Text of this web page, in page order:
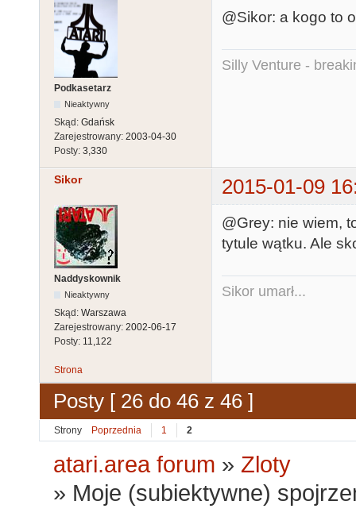
Podkasetarz
Nieaktywny
Skąd: Gdańsk
Zarejestrowany: 2003-04-30
Posty: 3,330
@Sikor: a kogo to
Silly Venture -
Sikor 2015-01-09
Naddyskownik
Nieaktywny
Skąd: Warszawa
Zarejestrowany: 2002-06-17
Posty: 11,122
@Grey: nie wiem,
tytule wątku. Ale
Sikor umarł...
Strona
Posty [ 26 do 46 z 46 ]
Strony Poprzednia 1 2
atari.area forum » Zloty
» Moje (subiektywne)